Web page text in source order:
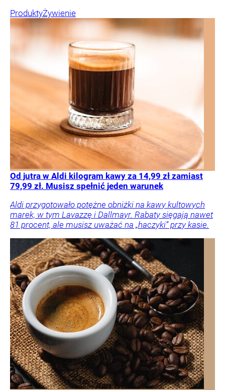
ProduktyŻywienie
Od jutra w Aldi kilogram kawy za 14,99 zł zamiast
79,99 zł. Musisz spełnić jeden warunek
Aldi przygotowało potężne obniżki na kawy kultowych
marek, w tym Lavazzę i Dallmayr. Rabaty sięgają nawet
81 procent, ale musisz uważać na „haczyki” przy kasie.